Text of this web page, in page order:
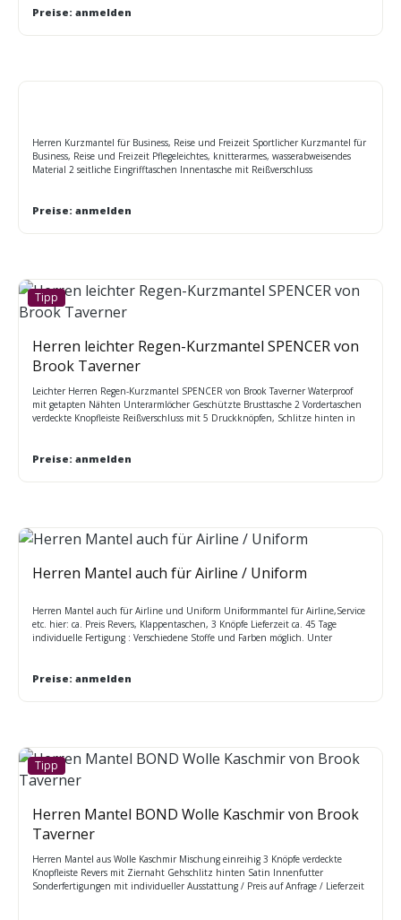
Preise: anmelden
Herren Kurzmantel für Business, Reise und Freizeit Sportlicher Kurzmantel für
Business, Reise und Freizeit Pflegeleichtes, knitterarmes, wasserabweisendes
Material 2 seitliche Eingrifftaschen Innentasche mit Reißverschluss
Preise: anmelden
Tipp
Herren leichter Regen-Kurzmantel SPENCER von
Brook Taverner
Leichter Herren Regen-Kurzmantel SPENCER von Brook Taverner Waterproof
mit getapten Nähten Unterarmlöcher Geschützte Brusttasche 2 Vordertaschen
verdeckte Knopfleiste Reißverschluss mit 5 Druckknöpfen, Schlitze hinten in
regular:
Preise: anmelden
Herren Mantel auch für Airline / Uniform
Herren Mantel auch für Airline und Uniform Uniformmantel für Airline,Service
etc. hier: ca. Preis Revers, Klappentaschen, 3 Knöpfe Lieferzeit ca. 45 Tage
individuelle Fertigung : Verschiedene Stoffe und Farben möglich. Unter
Stretch - Qualität Größen 44 - 60 Sonderfertigungen mit individueller
Preise: anmelden
Tipp
Herren Mantel BOND Wolle Kaschmir von Brook
Taverner
Herren Mantel aus Wolle Kaschmir Mischung einreihig 3 Knöpfe verdeckte
Knopfleiste Revers mit Ziernaht Gehschlitz hinten Satin Innenfutter
Sonderfertigungen mit individueller Ausstattung / Preis auf Anfrage / Lieferzeit